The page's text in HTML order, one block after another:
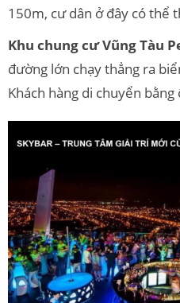
150m, cư dân ở đây có thể
Khu chung cư Vũng Tàu
đường lớn chạy thẳng ra
Khách hàng di chuyển